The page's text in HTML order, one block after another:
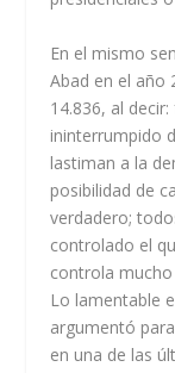
En el mismo
Abad en el año
14.836, al
ininterrumpido
lastiman a la
posibilidad de
verdadero;
controlado el
controla
Lo lamentable
argumentó
en una de las